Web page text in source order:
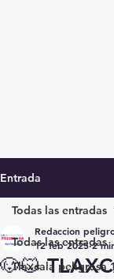
Entrada
Todas las entradas
Tlaxcala peligrosa
Todas las entradas
🐶🐱
Redaccion
12 feb 2025 2